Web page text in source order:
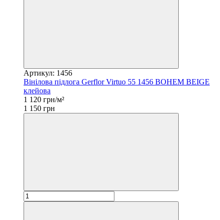
Артикул: 1456
Вінілова підлога Gerflor Virtuo 55 1456 BOHEM BEIGE
клейова
1 120 грн/м²
1 150 грн